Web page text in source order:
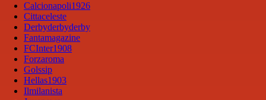
Calcionapoli1926
Cittaceleste
Derbyderbyderby
Fantamagazine
FCInter1908
Forzaroma
Golssip
Hellas1903
Ilmilanista